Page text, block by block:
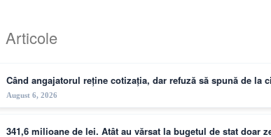
Articole
Când angajatorul reține cotizația, dar refuză să spună de la
August 6, 2026
341,6 milioane de lei. Atât au vărsat la bugetul de stat doar